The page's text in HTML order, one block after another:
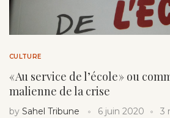
CULTURE
« Au service de l’école » ou
malienne de la crise
by Sahel Tribune 6 juin 2020 3